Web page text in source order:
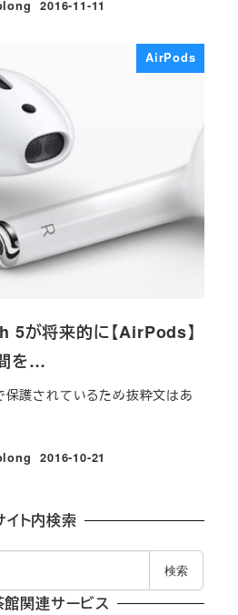
投稿日
2016-11-11
AirPods
が将来的に【AirPods】
を…
保護されているため抜粋文はあ
投稿日
2016-10-21
イト内検索
検索
関連サービス